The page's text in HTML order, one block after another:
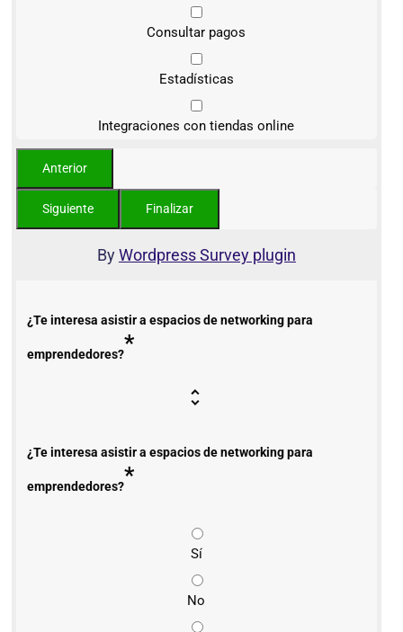
Consultar pagos
Estadísticas
Integraciones con tiendas online
ByWordpress Survey plugin
¿Te interesa asistir a espacios de networking para
emprendedores?*
¿Te interesa asistir a espacios de networking para
emprendedores?*
Sí
No